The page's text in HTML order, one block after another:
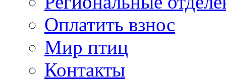
Оплатить взнос
Мир птиц
Контакты